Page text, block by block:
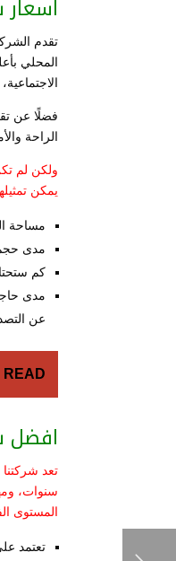
تقدم
المحلي
فضلًا عن
الراحة
ولكن لم
يمكن
مساحة
مدى حجم
كم
مدى
عن
READ
افضل
سنوات،
المستوى
تعتمد